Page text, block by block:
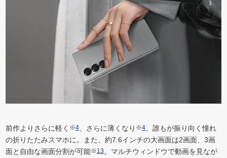
前作よりさらに軽く ※4 、さらに薄くなり ※4 、誰もが振り向く憧れ
の折りたたみスマホに。また、約7.6インチの大画面は2画面、3画
面と自由な画面分割が可能※13。マルチウィンドウで動画を見なが